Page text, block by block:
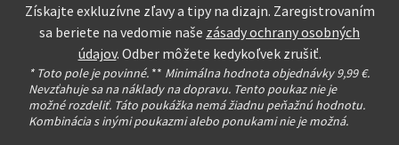
Získajte exkluzívne zľavy a tipy na dizajn. Zaregistrovaním
sa beriete na vedomie naše zásady ochrany osobných
údajov. Odber môžete kedykoľvek zrušiť.
* Toto pole je povinné. ** Minimálna hodnota objednávky 9,99 €.
Nevzťahuje sa na náklady na dopravu. Tento poukaz nie je
možné rozdeliť. Táto poukážka nemá žiadnu peňažnú hodnotu.
Kombinácia s inými poukazmi alebo ponukami nie je možná.